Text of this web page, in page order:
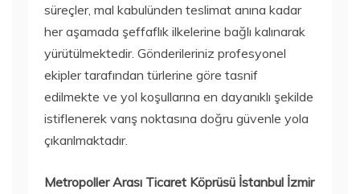
süreçler, mal kabulünden teslimat anına kadar
her aşamada şeffaflık ilkelerine bağlı kalınarak
yürütülmektedir. Gönderileriniz profesyonel
ekipler tarafından türlerine göre tasnif
edilmekte ve yol koşullarına en dayanıklı şekilde
istiflenerek varış noktasına doğru güvenle yola
çıkarılmaktadır.
Metropoller Arası Ticaret Köprüsü İstanbul İzmir